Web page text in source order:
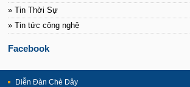
» Tin Thời Sự
» Tin tức công nghệ
Facebook
Diễn Đàn Chè Dây